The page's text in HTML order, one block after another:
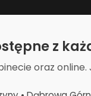
z
oraz